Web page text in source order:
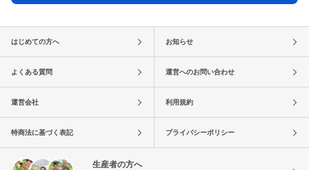
はじめての方へ お知らせ
よくある質問 運営へのお問い合わせ
運営会社 利用規約
特商法に基づく表記 プライバシーポリシー
生産者の方へ